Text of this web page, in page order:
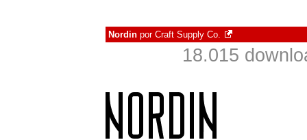
Nordin por Craft Supply Co.
18.015